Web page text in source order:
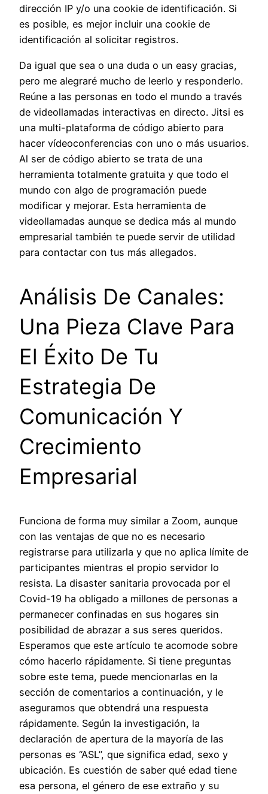
dirección IP y/o una cookie de identificación. Si
es posible, es mejor incluir una cookie de
identificación al solicitar registros.
Da igual que sea o una duda o un easy gracias,
pero me alegraré mucho de leerlo y responderlo.
Reúne a las personas en todo el mundo a través
de videollamadas interactivas en directo. Jitsi es
una multi-plataforma de código abierto para
hacer vídeoconferencias con uno o más usuarios.
Al ser de código abierto se trata de una
herramienta totalmente gratuita y que todo el
mundo con algo de programación puede
modificar y mejorar. Esta herramienta de
videollamadas aunque se dedica más al mundo
empresarial también te puede servir de utilidad
para contactar con tus más allegados.
Análisis De Canales:
Una Pieza Clave Para
El Éxito De Tu
Estrategia De
Comunicación Y
Crecimiento
Empresarial
Funciona de forma muy similar a Zoom, aunque
con las ventajas de que no es necesario
registrarse para utilizarla y que no aplica límite de
participantes mientras el propio servidor lo
resista. La disaster sanitaria provocada por el
Covid-19 ha obligado a millones de personas a
permanecer confinadas en sus hogares sin
posibilidad de abrazar a sus seres queridos.
Esperamos que este artículo te acomode sobre
cómo hacerlo rápidamente. Si tiene preguntas
sobre este tema, puede mencionarlas en la
sección de comentarios a continuación, y le
aseguramos que obtendrá una respuesta
rápidamente. Según la investigación, la
declaración de apertura de la mayoría de las
personas es “ASL”, que significa edad, sexo y
ubicación. Es cuestión de saber qué edad tiene
esa persona, el género de ese extraño y su